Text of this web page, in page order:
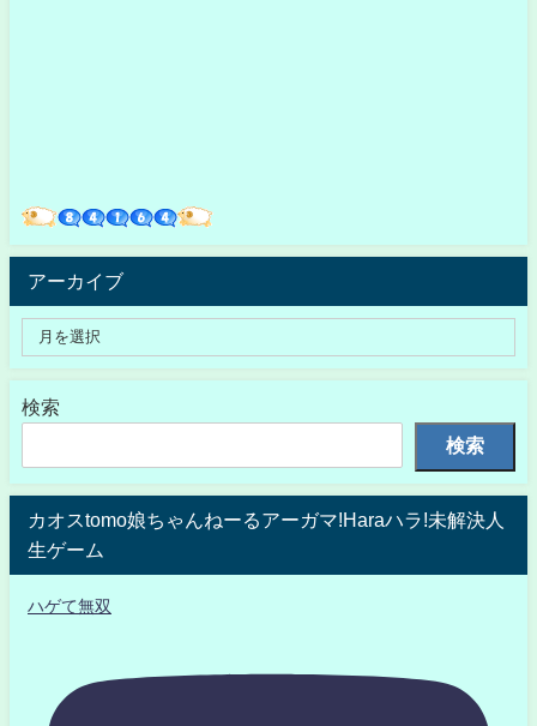
アーカイブ
検索
検索
カオスtomo娘ちゃんねーるアーガマ!Haraハラ!未解決人
生ゲーム
ハゲて無双